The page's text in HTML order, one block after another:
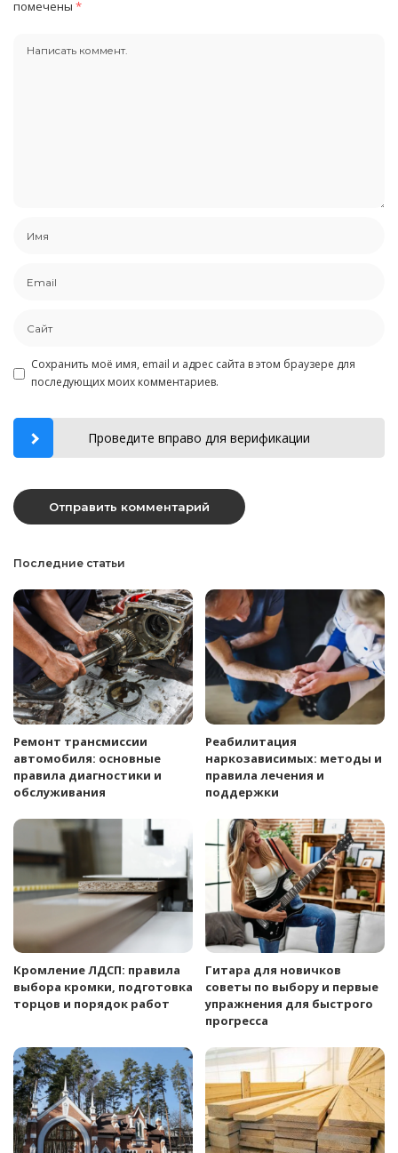
помечены *
Сохранить моё имя, email и адрес сайта в этом браузере для
последующих моих комментариев.
Проведите вправо для верификации
Последние статьи
Ремонт трансмиссии
автомобиля: основные
правила диагностики и
обслуживания
Реабилитация
наркозависимых: методы и
правила лечения и
поддержки
Кромление ЛДСП: правила
выбора кромки, подготовка
торцов и порядок работ
Гитара для новичков
советы по выбору и первые
упражнения для быстрого
прогресса